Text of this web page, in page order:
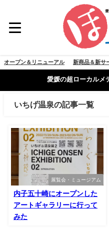
オープン＆リニューアル 新商品＆新サ
愛媛の超ローカルメ
いちげ温泉の記事一覧
展覧会・ミュージアム
内子五十崎にオープンした
アートギャラリーに行って
みた